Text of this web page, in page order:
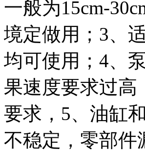
一般为15cm-
境定做用；3、
均可使用；4、
果速度要求过高
要求，5、油缸
不稳定，零部件